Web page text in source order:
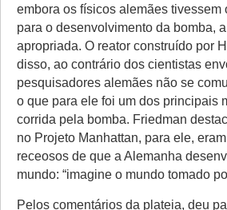
embora os físicos alemães
para o desenvolvimento da bomba,
apropriada. O reator construído por
disso, ao contrário dos cientistas
pesquisadores alemães não se
o que para ele foi um dos principais
corrida pela bomba. Friedman
no Projeto Manhattan, para ele,
receosos de que a Alemanha
mundo: “imagine o mundo tomado
Pelos comentários da plateia, deu